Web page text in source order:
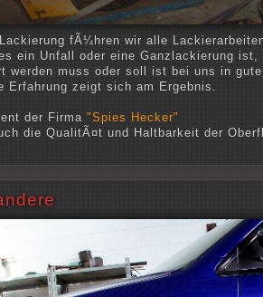
fÃ¼hren wir alle
ein Unfall oder eine Ganzlackierung ist,
werden muss oder soll ist bei uns in
Erfahrung zeigt sich am Ergebnis.
der Firma "Spies Hecker"
die QualitÃ¤t und Haltbarkeit der